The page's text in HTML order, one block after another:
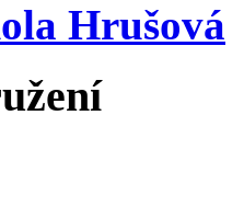
Hrušová